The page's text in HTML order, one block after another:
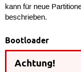
kann für neue
beschrieben.
Bootloader
Achtung!